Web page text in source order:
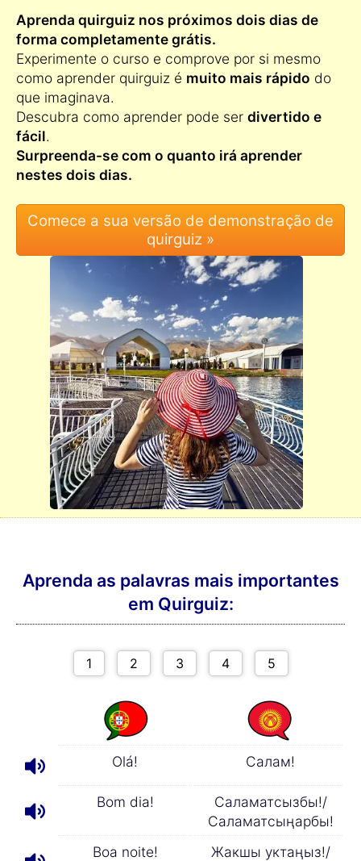
Aprenda quirguiz nos próximos dois dias de
forma completamente grátis.
Experimente o curso e comprove por si mesmo
como aprender quirguiz é muito mais rápido do
que imaginava.
Descubra como aprender pode ser divertido e
fácil.
Surpreenda-se com o quanto irá aprender
nestes dois dias.
Aprenda as palavras mais importantes
em Quirguiz:
Olá! Салам!
Bom dia!
Саламатсызбы!/
Саламатсыңарбы!
Boa noite!
Жакшы уктаңыз!/